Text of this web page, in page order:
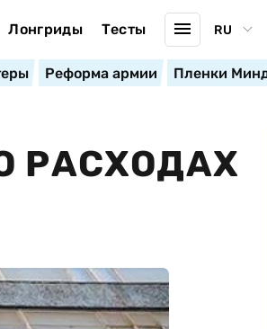
Лонгриды Тесты RU
Реформа армии Пленки
РАСХОДАХ